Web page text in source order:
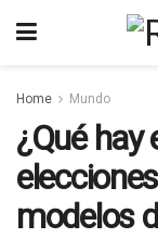
Home Mundo
¿Qué hay
modelos